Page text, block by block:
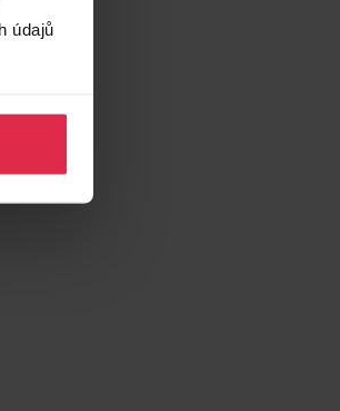
údajů